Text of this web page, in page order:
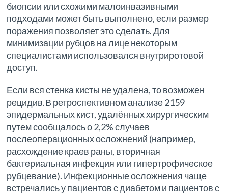
биопсии или схожими малоинвазивными
подходами может быть выполнено, если размер
поражения позволяет это сделать. Для
минимизации рубцов на лице некоторым
специалистами использовался внутриротовой
доступ.
Если вся стенка кисты не удалена, то возможен
рецидив.В ретроспективном анализе 2159
эпидермальных кист, удалённых хирургическим
путем сообщалось о 2,2% случаев
послеоперационных осложнений (например,
расхождение краев раны, вторичная
бактериальная инфекция или гипертрофическое
рубцевание). Инфекционные осложнения чаще
встречались у пациентов с диабетом и пациентов с